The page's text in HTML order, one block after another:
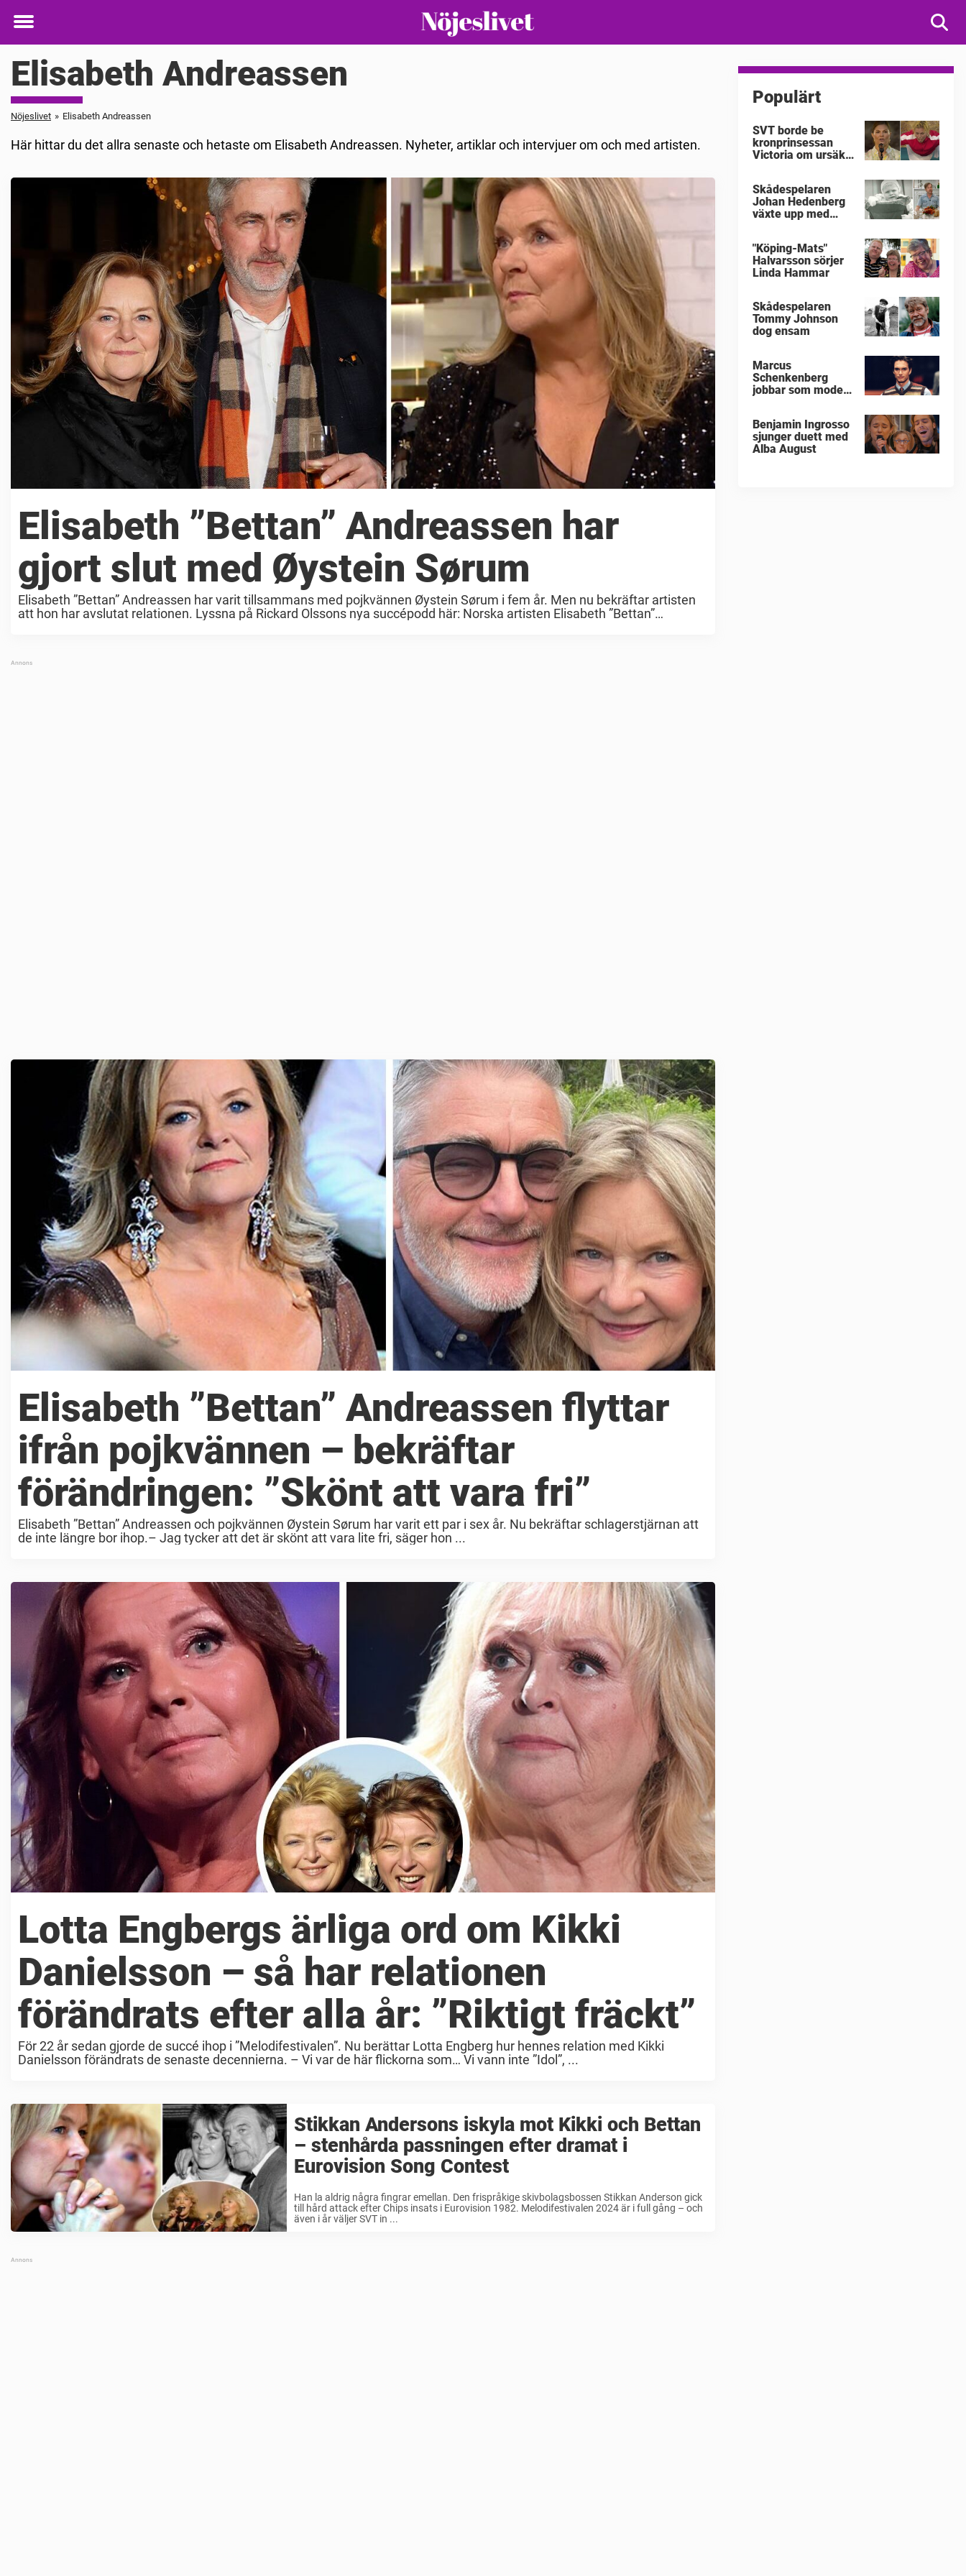
Toggle
Elisabeth Andreassen
Nöjeslivet » Elisabeth Andreassen
Här hittar du det allra senaste och hetaste om Elisabeth Andreassen. Nyheter, artiklar och intervjuer om och med artisten.
Elisabeth ”Bettan” Andreassen har
gjort slut med Øystein Sørum
Elisabeth ”Bettan” Andreassen har varit tillsammans med pojkvännen Øystein Sørum i fem år. Men nu bekräftar artisten
att hon har avslutat relationen. Lyssna på Rickard Olssons nya succépodd här: Norska artisten Elisabeth ”Bettan”
Elisabeth ”Bettan” Andreassen flyttar
ifrån pojkvännen – bekräftar
förändringen: ”Skönt att vara fri”
Elisabeth ”Bettan” Andreassen och pojkvännen Øystein Sørum har varit ett par i sex år. Nu bekräftar schlagerstjärnan att
de inte längre bor ihop.– Jag tycker att det är skönt att vara lite fri, säger hon ...
Lotta Engbergs ärliga ord om Kikki
Danielsson – så har relationen
förändrats efter alla år: ”Riktigt fräckt”
För 22 år sedan gjorde de succé ihop i ”Melodifestivalen”. Nu berättar Lotta Engberg hur hennes relation med Kikki
Danielsson förändrats de senaste decennierna. – Vi var de här flickorna som… Vi vann inte ”Idol”, ...
Stikkan Andersons iskyla mot Kikki och Bettan
– stenhårda passningen efter dramat i
Eurovision Song Contest
Han la aldrig några fingrar emellan. Den frispråkige skivbolagsbossen Stikkan Anderson gick
till hård attack efter Chips insats i Eurovision 1982. Melodifestivalen 2024 är i full gång – och
även i år väljer SVT in ...
Populärt
SVT borde be
kronprinsessan
Victoria om ursäkt
Skådespelaren
Johan Hedenberg
växte upp med
"Köping-Mats"
Halvarsson sörjer
Linda Hammar
Skådespelaren
Tommy Johnson
dog ensam
Marcus
Schenkenberg
jobbar som modell
Benjamin Ingrosso
sjunger duett med
Alba August